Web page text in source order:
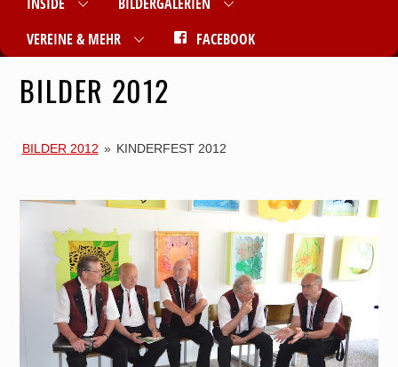
VEREINE & MEHR
FACEBOOK
BILDER 2012
BILDER 2012 » KINDERFEST 2012